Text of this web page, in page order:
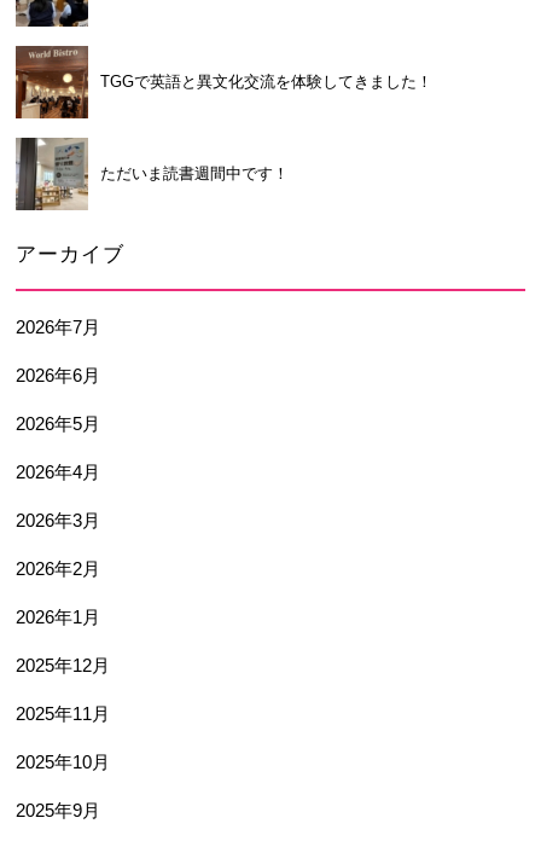
TGGで英語と異文化交流を体験してきました！
ただいま読書週間中です！
アーカイブ
2026年7月
2026年6月
2026年5月
2026年4月
2026年3月
2026年2月
2026年1月
2025年12月
2025年11月
2025年10月
2025年9月